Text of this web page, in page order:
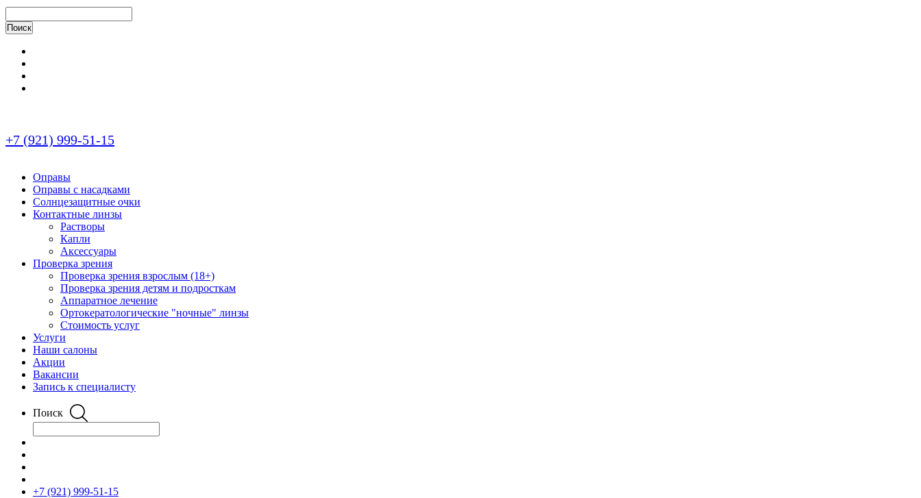
+7 (921) 999-51-15
Оправы
Оправы с насадками
Солнцезащитные очки
Контактные линзы
Растворы
Капли
Аксессуары
Проверка зрения
Проверка зрения взрослым (18+)
Проверка зрения детям и подросткам
Аппаратное лечение
Ортокератологические "ночные" линзы
Стоимость услуг
Услуги
Наши салоны
Акции
Вакансии
Запись к специалисту
Поиск
+7 (921) 999-51-15